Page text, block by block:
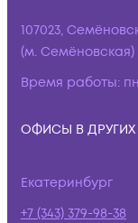
107023,
(м. Семёновская)
Время работы:
ОФИСЫ В
Екатеринбург
+7 (343) 379-98-38